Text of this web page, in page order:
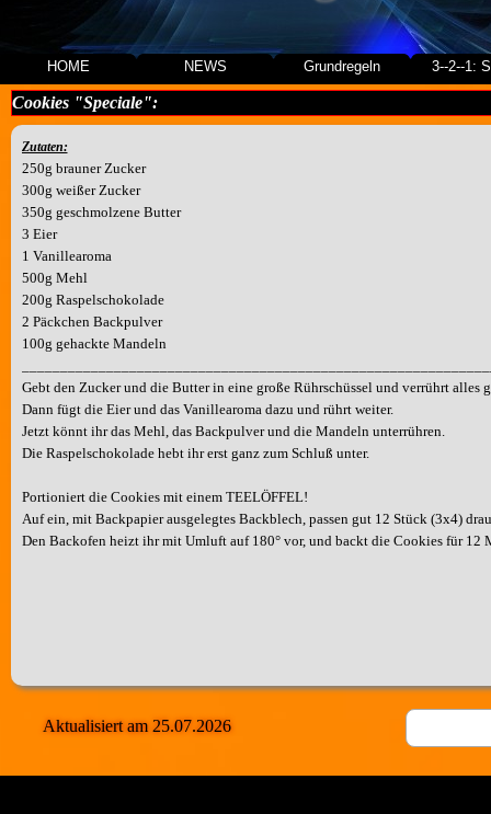
HOME NEWS Grundregeln 3--2--1:
Cookies "Speciale":
Zutaten:
250g brauner Zucker
300g weißer Zucker
350g geschmolzene Butter
3 Eier
1 Vanillearoma
500g Mehl
200g Raspelschokolade
2 Päckchen Backpulver
100g gehackte Mandeln
Gebt den Zucker und die Butter in eine große Rührschüssel und verrührt alles
Dann fügt die Eier und das Vanillearoma dazu und rührt weiter.
Jetzt könnt ihr das Mehl, das Backpulver und die Mandeln unterrühren.
Die Raspelschokolade hebt ihr erst ganz zum Schluß unter.
Portioniert die Cookies mit einem TEELÖFFEL!
Auf ein, mit Backpapier ausgelegtes Backblech, passen gut 12 Stück (3x4)
Den Backofen heizt ihr mit Umluft auf 180° vor, und backt die Cookies für 12
Aktualisiert am 25.07.2026